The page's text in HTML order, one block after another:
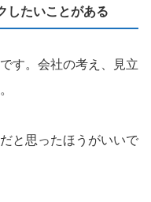
したいことがある
す。会社の考え、見立
と思ったほうがいいで